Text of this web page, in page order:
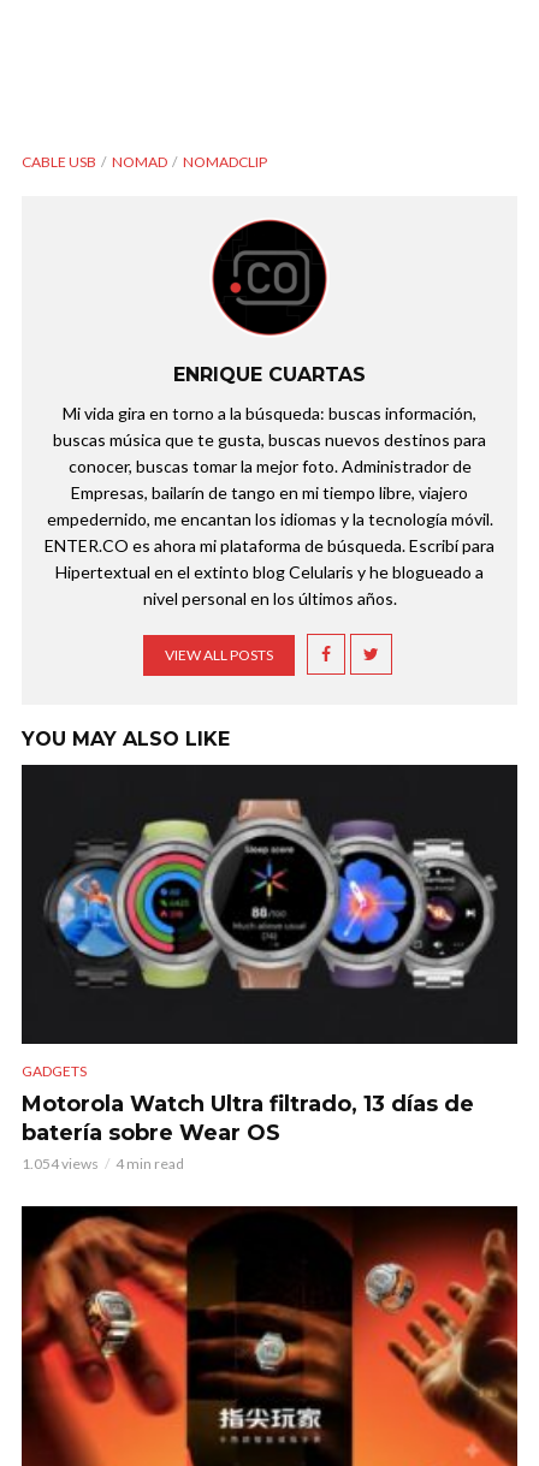
CABLE USB NOMAD NOMADCLIP
ENRIQUE CUARTAS
Mi vida gira en torno a la búsqueda: buscas información,
buscas música que te gusta, buscas nuevos destinos para
conocer, buscas tomar la mejor foto. Administrador de
Empresas, bailarín de tango en mi tiempo libre, viajero
empedernido, me encantan los idiomas y la tecnología móvil.
ENTER.CO es ahora mi plataforma de búsqueda. Escribí para
Hipertextual en el extinto blog Celularis y he blogueado a
nivel personal en los últimos años.
VIEW ALL POSTS
YOU MAY ALSO LIKE
GADGETS
Motorola Watch Ultra filtrado, 13 días de
batería sobre Wear OS
1.054 views 4 min read